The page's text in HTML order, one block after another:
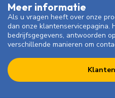
Meer informatie
Als u vragen heeft over onze
dan onze klantenservicepagina.
bedrijfsgegevens, antwoorden
verschillende manieren om